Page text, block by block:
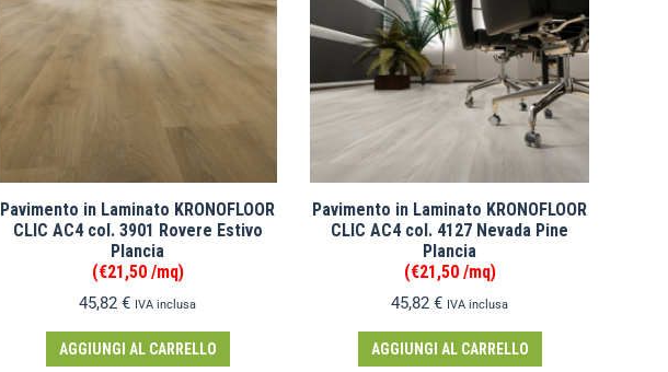
Pavimento in Laminato KRONOFLOOR
CLIC AC4 col. 3901 Rovere Estivo
Plancia
(€21,50 /mq)
45,82 € IVA inclusa
AGGIUNGI AL CARRELLO
Pavimento in Laminato KRONOFLOOR
CLIC AC4 col. 4127 Nevada Pine
Plancia
(€21,50 /mq)
45,82 € IVA inclusa
AGGIUNGI AL CARRELLO